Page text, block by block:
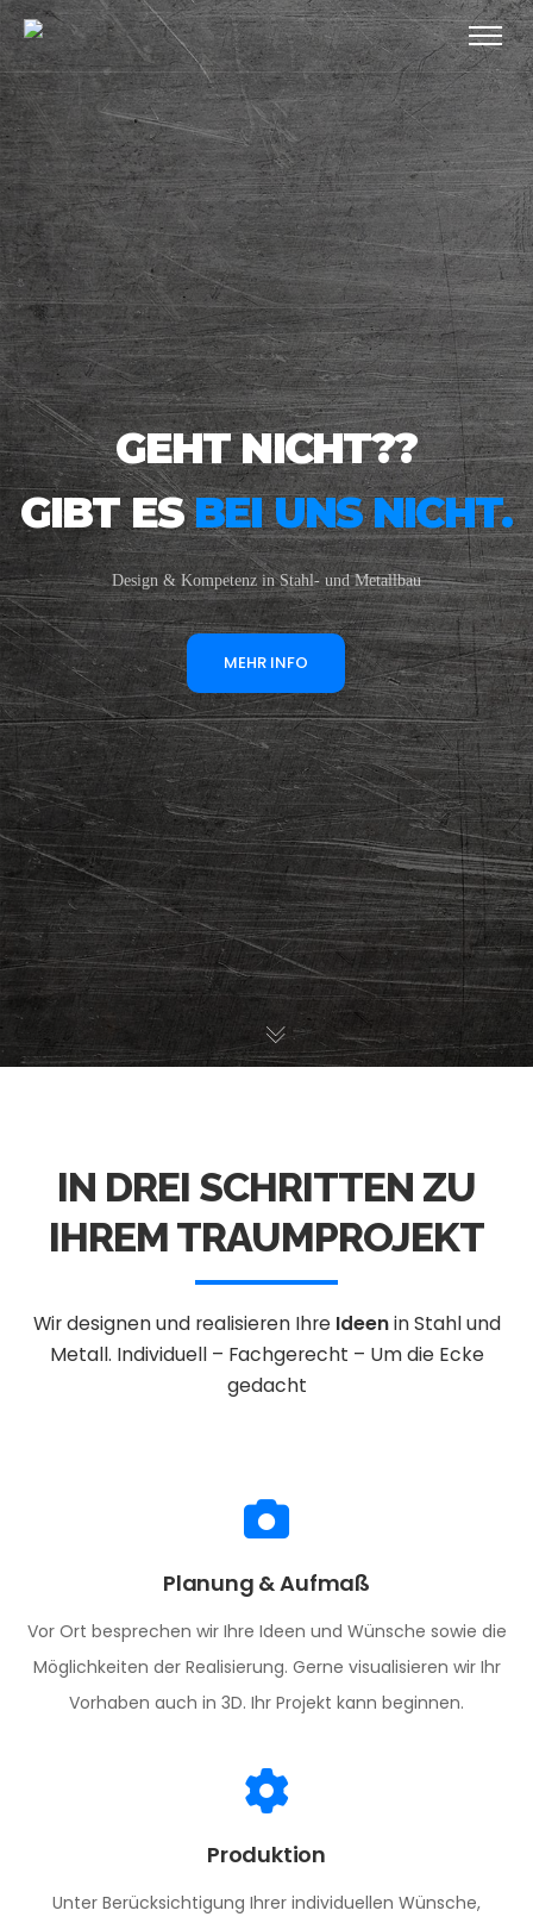
GEHT NICHT??
GIBT ESBEI UNS NICHT.
Design & Kompetenz in Stahl- und Metallbau
MEHR INFO
IN DREI SCHRITTEN ZU
IHREM TRAUMPROJEKT
Wir designen und realisieren Ihre Ideenin Stahl und
Metall. Individuell – Fachgerecht – Um die Ecke
gedacht
Planung & Aufmaß
Vor Ort besprechen wir Ihre Ideen und Wünsche sowie die
Möglichkeiten der Realisierung. Gerne visualisieren wir Ihr
Vorhaben auch in 3D. Ihr Projekt kann beginnen.
Produktion
Unter Berücksichtigung Ihrer individuellen Wünsche,